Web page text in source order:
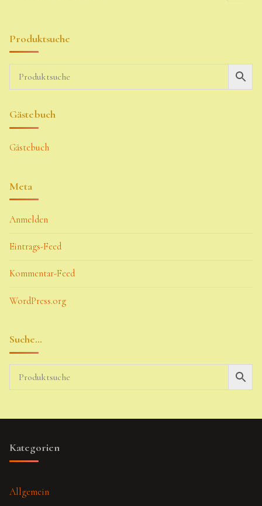
Produktsuche
Gästebuch
Gästebuch
Meta
Anmelden
Eintrags-Feed
Kommentar-Feed
WordPress.org
Suche…
Kategorien
Allgemein